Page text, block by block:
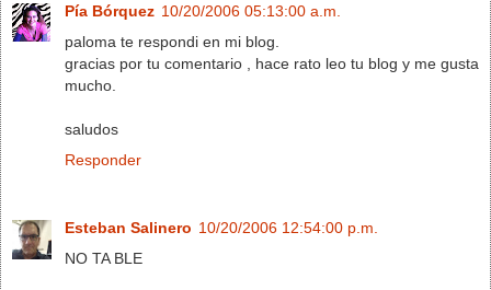
Pía Bórquez 10/20/2006 05:13:00 a.m.
paloma te respondi en mi blog.
gracias por tu comentario , hace rato leo tu blog y me gusta
mucho.
saludos
Responder
Esteban Salinero 10/20/2006 12:54:00 p.m.
NO TA BLE